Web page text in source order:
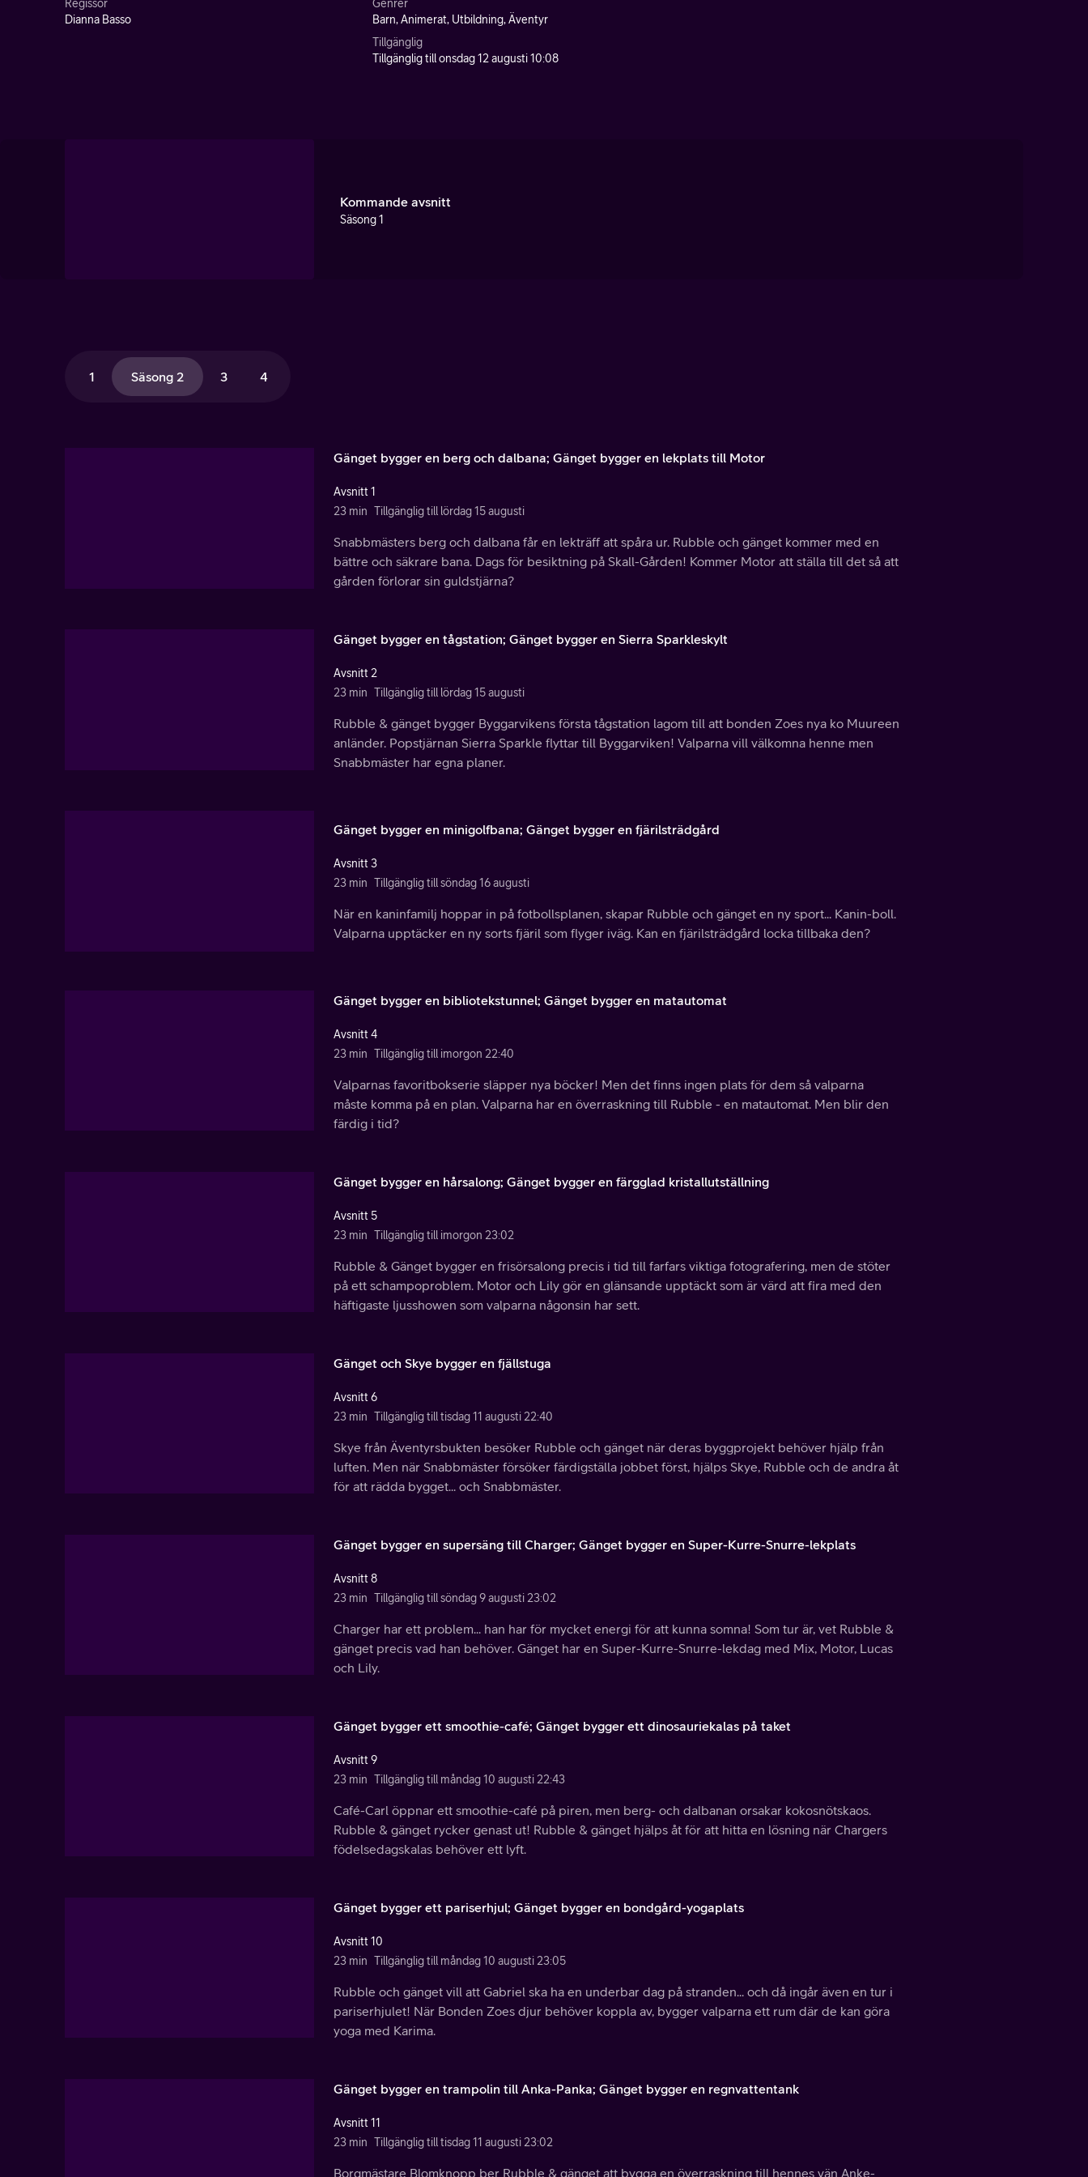
Regissör
Dianna Basso
Genrer
Barn, Animerat, Utbildning, Äventyr
Tillgänglig
Tillgänglig till onsdag 12 augusti 10:08
Kommande avsnitt
Säsong 1
1 Säsong 2 3 4
Gänget bygger en berg och dalbana; Gänget bygger en lekplats till Motor
Avsnitt 1
23 min Tillgänglig till lördag 15 augusti
Snabbmästers berg och dalbana får en lekträff att spåra ur. Rubble och gänget kommer med en
bättre och säkrare bana. Dags för besiktning på Skall-Gården! Kommer Motor att ställa till det så att
gården förlorar sin guldstjärna?
Gänget bygger en tågstation; Gänget bygger en Sierra Sparkleskylt
Avsnitt 2
23 min Tillgänglig till lördag 15 augusti
Rubble & gänget bygger Byggarvikens första tågstation lagom till att bonden Zoes nya ko Muureen
anländer. Popstjärnan Sierra Sparkle flyttar till Byggarviken! Valparna vill välkomna henne men
Snabbmäster har egna planer.
Gänget bygger en minigolfbana; Gänget bygger en fjärilsträdgård
Avsnitt 3
23 min Tillgänglig till söndag 16 augusti
När en kaninfamilj hoppar in på fotbollsplanen, skapar Rubble och gänget en ny sport... Kanin-boll.
Valparna upptäcker en ny sorts fjäril som flyger iväg. Kan en fjärilsträdgård locka tillbaka den?
Gänget bygger en bibliotekstunnel; Gänget bygger en matautomat
Avsnitt 4
23 min Tillgänglig till imorgon 22:40
Valparnas favoritbokserie släpper nya böcker! Men det finns ingen plats för dem så valparna
måste komma på en plan. Valparna har en överraskning till Rubble - en matautomat. Men blir den
färdig i tid?
Gänget bygger en hårsalong; Gänget bygger en färgglad kristallutställning
Avsnitt 5
23 min Tillgänglig till imorgon 23:02
Rubble & Gänget bygger en frisörsalong precis i tid till farfars viktiga fotografering, men de stöter
på ett schampoproblem. Motor och Lily gör en glänsande upptäckt som är värd att fira med den
häftigaste ljusshowen som valparna någonsin har sett.
Gänget och Skye bygger en fjällstuga
Avsnitt 6
23 min Tillgänglig till tisdag 11 augusti 22:40
Skye från Äventyrsbukten besöker Rubble och gänget när deras byggprojekt behöver hjälp från
luften. Men när Snabbmäster försöker färdigställa jobbet först, hjälps Skye, Rubble och de andra åt
för att rädda bygget... och Snabbmäster.
Gänget bygger en supersäng till Charger; Gänget bygger en Super-Kurre-Snurre-lekplats
Avsnitt 8
23 min Tillgänglig till söndag 9 augusti 23:02
Charger har ett problem... han har för mycket energi för att kunna somna! Som tur är, vet Rubble &
gänget precis vad han behöver. Gänget har en Super-Kurre-Snurre-lekdag med Mix, Motor, Lucas
och Lily.
Gänget bygger ett smoothie-café; Gänget bygger ett dinosauriekalas på taket
Avsnitt 9
23 min Tillgänglig till måndag 10 augusti 22:43
Café-Carl öppnar ett smoothie-café på piren, men berg- och dalbanan orsakar kokosnötskaos.
Rubble & gänget rycker genast ut! Rubble & gänget hjälps åt för att hitta en lösning när Chargers
födelsedagskalas behöver ett lyft.
Gänget bygger ett pariserhjul; Gänget bygger en bondgård-yogaplats
Avsnitt 10
23 min Tillgänglig till måndag 10 augusti 23:05
Rubble och gänget vill att Gabriel ska ha en underbar dag på stranden... och då ingår även en tur i
pariserhjulet! När Bonden Zoes djur behöver koppla av, bygger valparna ett rum där de kan göra
yoga med Karima.
Gänget bygger en trampolin till Anka-Panka; Gänget bygger en regnvattentank
Avsnitt 11
23 min Tillgänglig till tisdag 11 augusti 23:02
Borgmästare Blomknopp ber Rubble & gänget att bygga en överraskning till hennes vän Anke-